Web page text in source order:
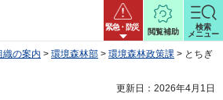
緊急・防災
閲覧補助
検索
メニュー
織の案内 > 環境森林部 > 環境森林政策課 > とちぎ
更新日：2026年4月1日